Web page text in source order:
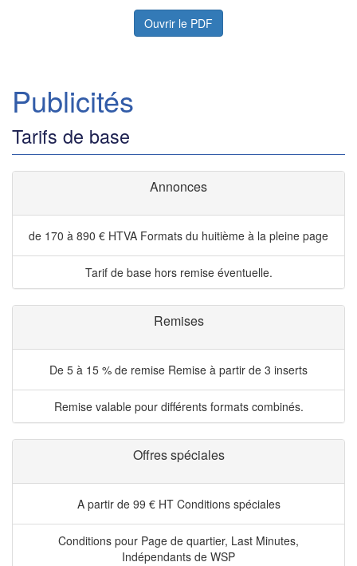
Ouvrir le PDF
Publicités
Tarifs de base
Annonces
de 170 à 890 € HTVA Formats du huitième à la pleine page
Tarif de base hors remise éventuelle.
Remises
De 5 à 15 % de remise Remise à partir de 3 inserts
Remise valable pour différents formats combinés.
Offres spéciales
A partir de 99 € HT Conditions spéciales
Conditions pour Page de quartier, Last Minutes,
Indépendants de WSP